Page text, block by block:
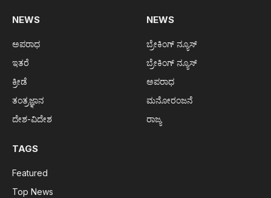
NEWS
ಅಪರಾಧ
ಇತರೆ
ಕ್ರೀಡೆ
ತಂತ್ರಜ್ಞಾನ
ದೇಶ-ವಿದೇಶ
NEWS
ಬ್ರೇಕಿಂಗ್ ನ್ಯೂಸ್
ಬ್ರೇಕಿಂಗ್ ನ್ಯೂಸ್
ಅಪರಾಧ
ಮನೋರಂಜನೆ
ರಾಜ್ಯ
TAGS
Featured
Top News